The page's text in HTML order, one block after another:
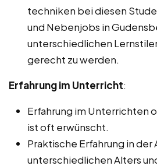
techniken bei diesen
und Nebenjobs in
unterschiedlichen
gerecht zu werden.
Erfahrung im Unterricht:
Erfahrung im Unterrichten
ist oft erwünscht.
Praktische Erfahrung in
unterschiedlichen Alters